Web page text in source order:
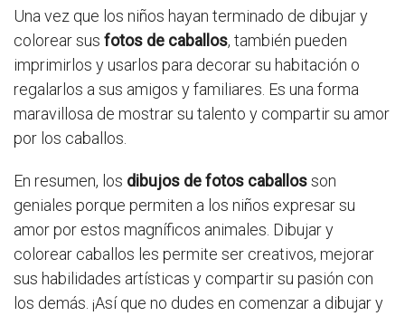
Una vez que los niños hayan terminado de dibujar y
colorear sus fotos de caballos, también pueden
imprimirlos y usarlos para decorar su habitación o
regalarlos a sus amigos y familiares. Es una forma
maravillosa de mostrar su talento y compartir su amor
por los caballos.
En resumen, los dibujos de fotos caballosson
geniales porque permiten a los niños expresar su
amor por estos magníficos animales. Dibujar y
colorear caballos les permite ser creativos, mejorar
sus habilidades artísticas y compartir su pasión con
los demás. ¡Así que no dudes en comenzar a dibujar y